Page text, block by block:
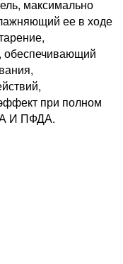
максимально
ее в ходе
обеспечивающий
при полном
И ПФДА.